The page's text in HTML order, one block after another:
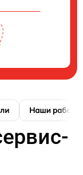
Наши работы